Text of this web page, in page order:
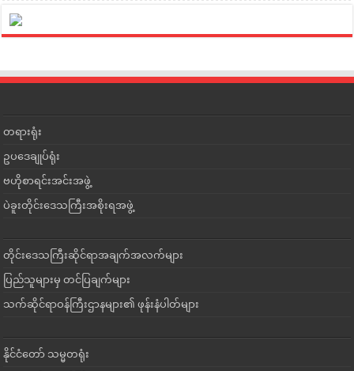
တရားရုံး
ဥပဒေချုပ်ရုံး
ဗဟိုစာရင်းအင်းအဖွဲ့
ပဲခူးတိုင်းဒေသကြီးအစိုးရအဖွဲ့
တိုင်းဒေသကြီးဆိုင်ရာအချက်အလက်များ
ပြည်သူများမှ တင်ပြချက်များ
သက်ဆိုင်ရာဝန်ကြီးဌာနများ၏ ဖုန်းနံပါတ်များ
နိုင်ငံတော် သမ္မတရုံး